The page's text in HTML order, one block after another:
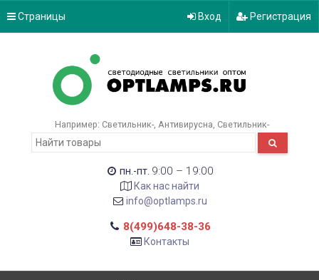
Страницы Вход Регистрация
Например: Светильник- Антивирусна Светильник-
пн.-пт. 9:00 – 19:00
Как нас найти
info@optlamps.ru
8(499)648-38-36
Контакты